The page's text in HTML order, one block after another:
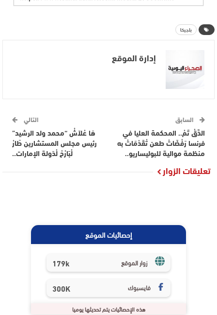
بلجيكا
إدارة الموقع
السابق
الدَّقْ تَمْ.. المحكمة العليا في
فرنسا رَفْضَاتْ طعن تْقَدْمَاتْ به
منظمة موالية للبوليساريو..
التالي
هَا عْلاَشْ “محمد ولد الرشيد”
رئيس مجلس المستشارين طَارْ
لْبَارْحْ لْدَولة الإمارات..
تعليقات الزوار
إحصائيات الموقع
زوار الموقع 179k
فايسبوك 300K
هذه الإحصائيات يتم تحديثها يوميا